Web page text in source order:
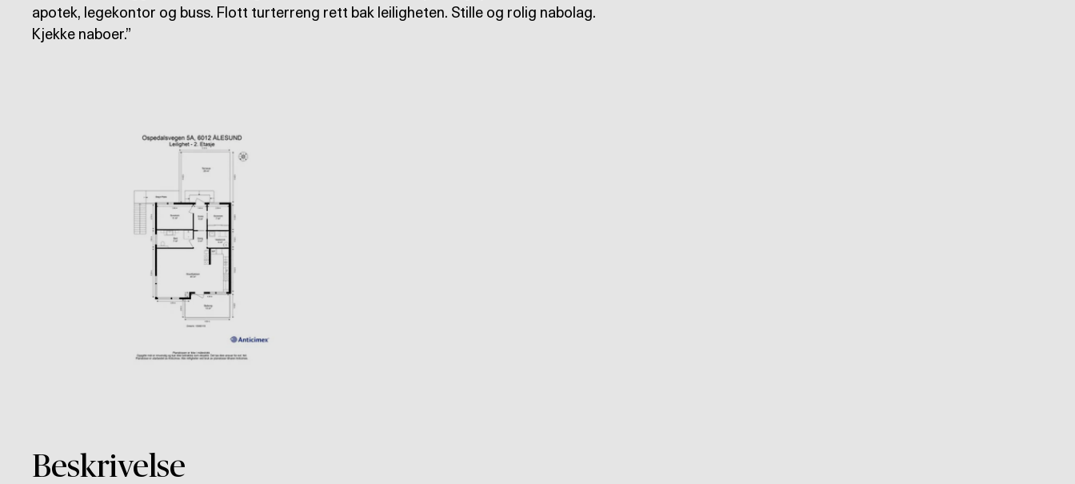
apotek, legekontor og buss. Flott turterreng rett bak leiligheten. Stille og rolig nabolag.
Kjekke naboer.
Beskrivelse